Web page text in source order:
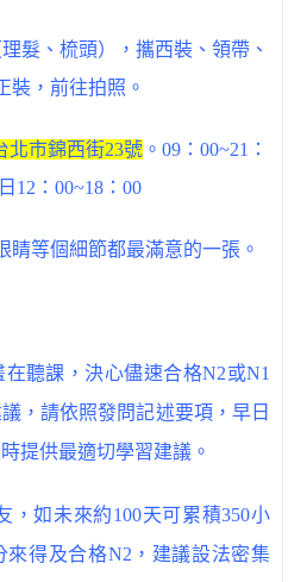
髮、梳頭），攜西裝、領帶、
裝，前往拍照。
北市錦西街23號。09：00~21：
12：00~18：00
睛等個細節都最滿意的一張。
聽課，決心儘速合格N2或N1
，請依照發問記述要項，早日
提供最適切學習建議。
如未來約100天可累積350小
來得及合格N2，建議設法密集